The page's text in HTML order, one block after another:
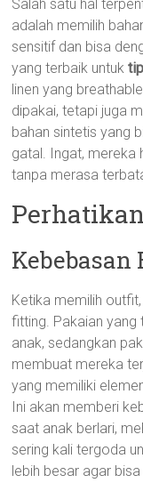
Salah satu hal
adalah memilih
sensitif dan bisa
yang terbaik untuk
linen yang
dipakai, tetapi juga
bahan sintetis yang
gatal. Ingat, mereka
tanpa merasa
Kebebasan
Ketika memilih
fitting. Pakaian yang
anak, sedangkan
membuat mereka
yang memiliki
Ini akan memberi
saat anak berlari,
sering kali tergoda
lebih besar agar